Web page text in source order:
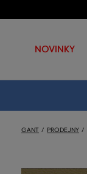
NOVINKY
GANT PRODEJNY